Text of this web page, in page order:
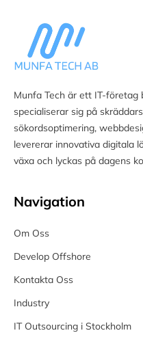
Munfa Tech är ett IT-företag
specialiserar sig på
sökordsoptimering,
levererar innovativa digitala
växa och lyckas på dagens
Navigation
Om Oss
Develop Offshore
Kontakta Oss
Industry
IT Outsourcing i Stockholm